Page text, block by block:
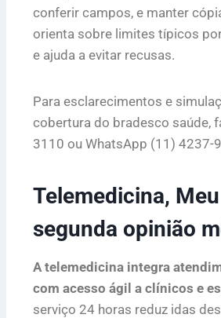
conferir campos, e manter
orienta sobre limites típicos
e ajuda a evitar recusas.
Para esclarecimentos e
cobertura do bradesco saúde,
3110 ou WhatsApp (11) 4237-
Telemedicina,
segunda opinião
A telemedicina integra
com acesso ágil a clínicos e
serviço 24 horas reduz idas